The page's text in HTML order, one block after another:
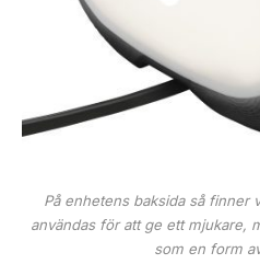
På enhetens baksida så finner
användas för att ge ett mjukare,
som en form